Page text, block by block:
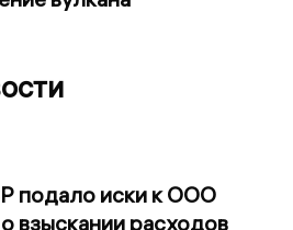
подало иски к ООО
взыскании расходов